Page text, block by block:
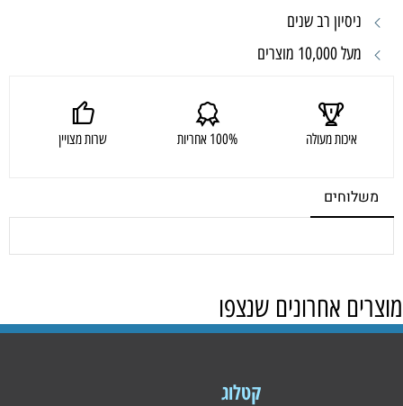
ניסיון רב שנים
מעל 10,000 מוצרים
איכות מעולה 100% אחריות שרות מצויין
משלוחים
מוצרים אחרונים שנצפו
קטלוג